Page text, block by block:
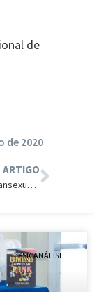
de
de 2020
ARTIGO
Mais uma Ex-Transexual Encontra sua Identidade na Detransição.
PSICANÁLISE